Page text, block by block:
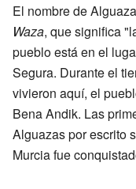
El nombre de
Waza, que significa
pueblo está en el
Segura. Durante el
vivieron aquí, el
Bena Andik. Las
Alguazas por escrito
Murcia fue